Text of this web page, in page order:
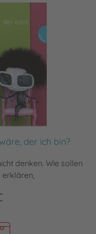
der ich bin?
denken. Wie sollen